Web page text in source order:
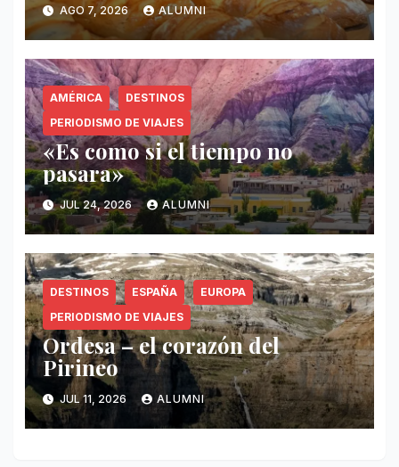
AGO 7, 2026 ALUMNI
AMÉRICA
DESTINOS
PERIODISMO DE VIAJES
«Es como si el tiempo no
pasara»
JUL 24, 2026 ALUMNI
DESTINOS ESPAÑA
EUROPA
PERIODISMO DE VIAJES
Ordesa – el corazón del
Pirineo
JUL 11, 2026 ALUMNI